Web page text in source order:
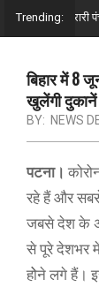
Trending:
तक पहुंची गरारी
बिहार में 8
खुलेंगी दुकानें
BY: NEWS
पटना।
रहे हैं और
जबसे देश के
से पूरे देशभर
होेने लगे हैं।